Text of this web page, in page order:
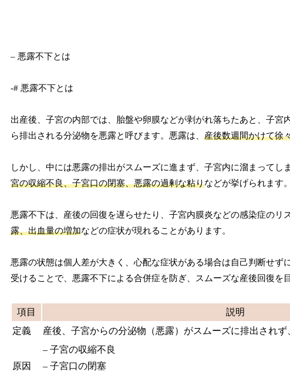
– 悪露不下とは
-# 悪露不下とは
出産後、子宮の内部では、胎盤や卵膜などが剥がれ落ちたあと、子
ら排出される分泌物を悪露と呼びます。悪露は、 産後数週間かけて徐
しかし、中には悪露の排出がスムーズに進まず、子宮内に溜まって
宮の収縮不良、子宮口の閉塞、悪露の過剰な粘りなどが挙げられます。
悪露不下は、産後の回復を遅らせたり、子宮内膜炎などの感染症のリ
露、出血量の増加などの症状が現れることがあります。
悪露の状態は個人差が大きく、心配な症状がある場合は自己判断せ
受けることで、悪露不下による合併症を防ぎ、スムーズな産後回復を
項目
説明
定義
産後、子宮からの分泌物（悪露）がスムーズに排出されず
原因
– 子宮の収縮不良
– 子宮口の閉塞